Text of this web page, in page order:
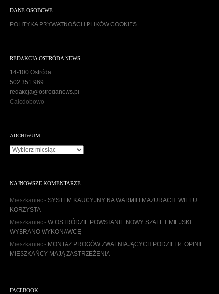
DANE OSOBOWE
POLITYKA PRYWATNOŚCI i PLIKÓW COOKIES
REDAKCJA OSTRÓDA NEWS
14-100 Ostróda
502 351 969
redakcja@ostrodanews.pl
Całodobowo
ARCHIWUM
A
w
u
NAJNOWSZE KOMENTARZE
Mieszkaniec - SYSTEM KAUCYJNY NA WARMII I MAZURACH. WIELU
KORZYSTA
Mieszkaniec - W OSTRÓDZIE POWSTANIE NOWY SZALET MIEJSKI.
WYBRANO WYKONAWCĘ
Mieszkaniec - MONTAŻ PROGÓW ZWALNIAJĄCYCH PODZIELIŁ OPINIE.
MIESZKAŃCY MAJĄ ZASTRZEŻENIA
FACEBOOK